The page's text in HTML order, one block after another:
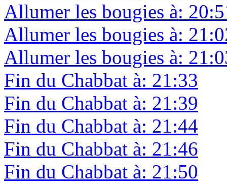
Allumer les bougies à:
Allumer les bougies à:
Allumer les bougies à:
Fin du Chabbat à: 21:33
Fin du Chabbat à: 21:39
Fin du Chabbat à: 21:44
Fin du Chabbat à: 21:46
Fin du Chabbat à: 21:50